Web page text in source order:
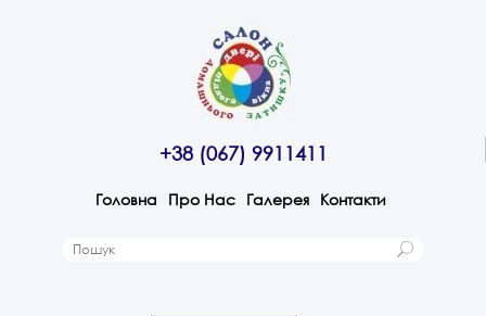
+38 (067) 9911411
Головна Про Нас Галерея Контакти